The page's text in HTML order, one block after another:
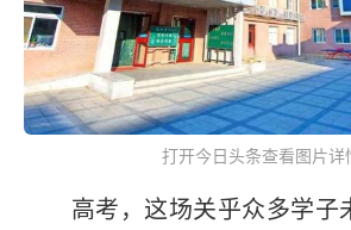
打开今日头条查看图片详
高考，这场关乎众多学子